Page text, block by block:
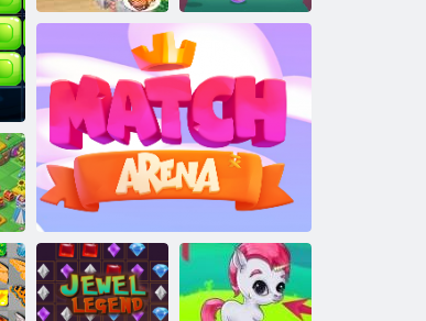
Dash Juicy
Chefs de rêve Om Nom Bulles